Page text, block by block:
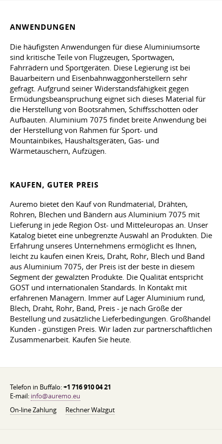
ANWENDUNGEN
Die häufigsten Anwendungen für diese Aluminiumsorte
sind kritische Teile von Flugzeugen, Sportwagen,
Fahrrädern und Sportgeräten. Diese Legierung ist bei
Bauarbeitern und Eisenbahnwaggonherstellern sehr
gefragt. Aufgrund seiner Widerstandsfähigkeit gegen
Ermüdungsbeanspruchung eignet sich dieses Material für
die Herstellung von Bootsrahmen, Schiffsschotten oder
Aufbauten. Aluminium 7075 findet breite Anwendung bei
der Herstellung von Rahmen für Sport- und
Mountainbikes, Haushaltsgeräten, Gas- und
Wärmetauschern, Aufzügen.
KAUFEN, GUTER PREIS
Auremo bietet den Kauf von Rundmaterial, Drähten,
Rohren, Blechen und Bändern aus Aluminium 7075 mit
Lieferung in jede Region Ost- und Mitteleuropas an. Unser
Katalog bietet eine unbegrenzte Auswahl an Produkten. Die
Erfahrung unseres Unternehmens ermöglicht es Ihnen,
leicht zu kaufen einen Kreis, Draht, Rohr, Blech und Band
aus Aluminium 7075, der Preis ist der beste in diesem
Segment der gewalzten Produkte. Die Qualität entspricht
GOST und internationalen Standards. In Kontakt mit
erfahrenen Managern. Immer auf Lager Aluminium rund,
Blech, Draht, Rohr, Band, Preis - je nach Größe der
Bestellung und zusätzliche Lieferbedingungen. Großhandel
Kunden - günstigen Preis. Wir laden zur partnerschaftlichen
Zusammenarbeit. Kaufen Sie heute.
Telefon in Buffalo:+1 716 910 04 21
E-mail: info@auremo.eu
On-line Zahlung
Rechner Walzgut